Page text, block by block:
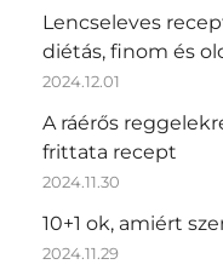
Lencseleves
diétás, finom és
2024.12.01
A ráérős
frittata recept
2024.11.30
10+1 ok, amiért
2024.11.29